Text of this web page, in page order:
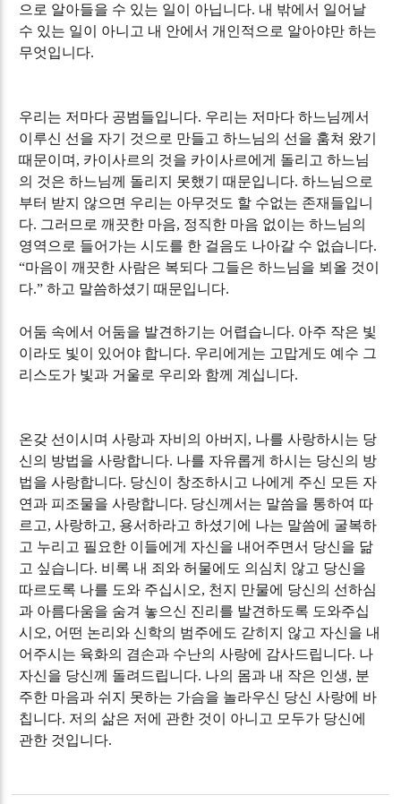
으로 알아들을 수 있는 일이 아닙니다. 내 밖에서 일어날
수 있는 일이 아니고 내 안에서 개인적으로 알아야만 하는
무엇입니다.
우리는 저마다 공범들입니다. 우리는 저마다 하느님께서
이루신 선을 자기 것으로 만들고 하느님의 선을 훔쳐 왔기
때문이며 , 카이사르의 것을 카이사르에게 돌리고 하느님
의 것은 하느님께 돌리지 못했기 때문입니다.하느님으로
부터 받지 않으면 우리는 아무것도 할 수없는 존재들입니
다. 그러므로 깨끗한 마음, 정직한 마음 없이는 하느님의
영역으로 들어가는 시도를 한 걸음도 나아갈 수 없습니다.
“마음이 깨끗한 사람은 복되다 그들은 하느님을 뵈올 것이
다.”하고 말씀하셨기 때문입니다.
어둠 속에서 어둠을 발견하기는 어렵습니다. 아주 작은 빛
이라도 빛이 있어야 합니다. 우리에게는 고맙게도 예수 그
리스도가 빛과 거울로 우리와 함께 계십니다.
온갖 선이시며 사랑과 자비의 아버지 , 나를 사랑하시는 당
신의 방법을 사랑합니다. 나를 자유롭게 하시는 당신의 방
법을 사랑합니다. 당신이 창조하시고 나에게 주신 모든 자
연과 피조물을 사랑합니다. 당신께서는 말씀을 통하여 따
르고,사랑하고, 용서하라고 하셨기에 나는 말씀에 굴복하
고 누리고 필요한 이들에게 자신을 내어주면서 당신을 닮
고 싶습니다. 비록 내 죄와 허물에도 의심치 않고 당신을
따르도록 나를 도와 주십시오, 천지 만물에 당신의 선하심
과 아름다움을 숨겨 놓으신 진리를 발견하도록 도와주십
시오, 어떤 논리와 신학의 범주에도 갇히지 않고 자신을 내
어주시는 육화의 겸손과 수난의 사랑에 감사드립니다. 나
자신을 당신께 돌려드립니다. 나의 몸과 내 작은 인생, 분
주한 마음과 쉬지 못하는 가슴을 놀라우신 당신 사랑에 바
칩니다. 저의 삶은 저에 관한 것이 아니고 모두가 당신에
관한 것입니다.